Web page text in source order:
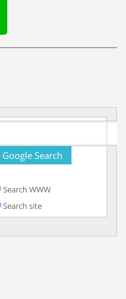
Search WWW
Search site